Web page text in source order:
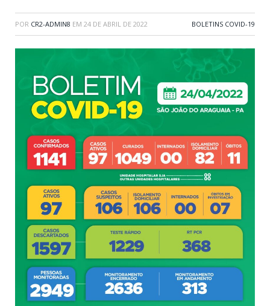
POR CR2-ADMIN8 EM 24 DE ABRIL DE 2022 BOLETINS COVID-19